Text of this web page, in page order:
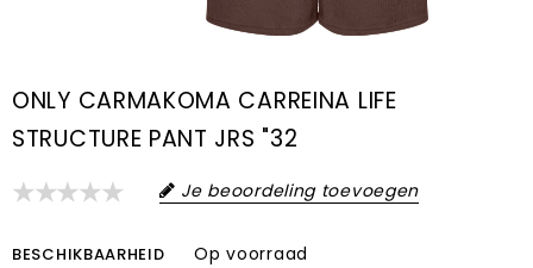
ONLY CARMAKOMA CARREINA LIFE
STRUCTURE PANT JRS "32
Je beoordeling toevoegen
BESCHIKBAARHEID Op voorraad